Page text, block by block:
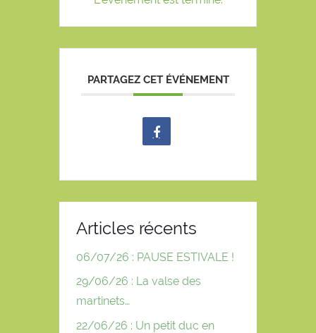
PARTAGEZ CET ÉVÉNEMENT
Articles récents
06/07/26 : PAUSE ESTIVALE !
29/06/26 : La valse des
martinets…
22/06/26 : Un petit duc en